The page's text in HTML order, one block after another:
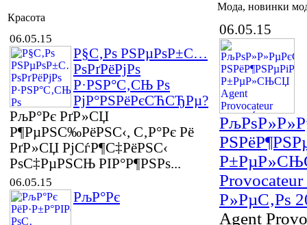
Красота
06.05.15
Р§С‚Рѕ РЅРµРѕР±С…
РѕРґРёРјРѕ
Р·РЅР°С‚СЊ Рѕ
РјР°РЅРёРєСЋСЂРµ?
РљР°Рє РґР»СЏ
Р¶РµРЅС‰РёРЅС‹, С‚Р°Рє Рё
РґР»СЏ РјСѓР¶С‡РёРЅС‹
РѕС‡РµРЅСЊ РІР°Р¶РЅРѕ...
06.05.15
РљР°Рє
Мода, новинки
06.05.15
Р»РµС‚Рѕ
Agent